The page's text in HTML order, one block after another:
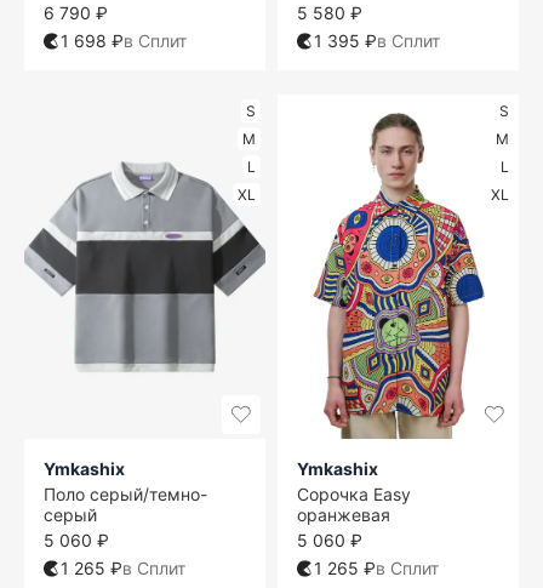
6 790 ₽
1 698 ₽в Сплит
5 580 ₽
1 395 ₽в Сплит
S
M
L
XL
Ymkashix
Поло серый/темно-
серый
5 060 ₽
1 265 ₽в Сплит
S
M
L
XL
Ymkashix
Сорочка Easy
оранжевая
5 060 ₽
1 265 ₽в Сплит